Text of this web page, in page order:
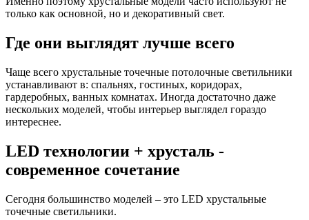
только как основной, но и декоративный свет.
Где они выглядят лучше всего
Чаще всего хрустальные точечные потолочные светильники
устанавливают в: спальнях, гостиных, коридорах,
гардеробных, ванных комнатах. Иногда достаточно даже
нескольких моделей, чтобы интерьер выглядел гораздо
интереснее.
LED технологии + хрусталь -
современное сочетание
Сегодня большинство моделей – это LED хрустальные
точечные светильники.